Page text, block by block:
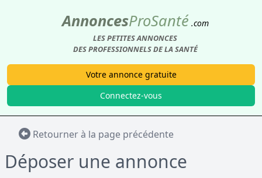
AnnoncesProSanté .com
LES PETITES ANNONCES
DES PROFESSIONNELS DE LA SANTÉ
Votre annonce gratuite
Connectez-vous
Retourner à la page précédente
Déposer une annonce